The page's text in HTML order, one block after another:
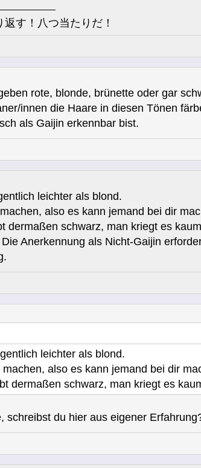
す！八つ当たりだ！
rote, blonde, brünette oder gar
innen die Haare in diesen Tönen
als Gaijin erkennbar bist.
leichter als blond.
also es kann jemand bei dir
dermaßen schwarz, man kriegt es
Anerkennung als Nicht-Gaijin
leichter als blond.
also es kann jemand bei dir
dermaßen schwarz, man kriegt es
schreibst du hier aus eigener